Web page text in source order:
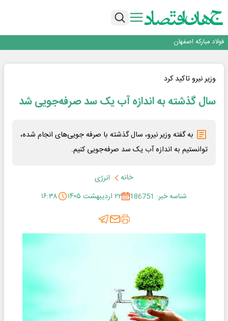
تداوم صعود مس در بازارهای جهانی؛ قیمت فلز سرخ از ۱۴هزار دلار در هر تن عبور کرد
فولاد مبارکه اصفهان
تجدیدپذیر با حضور استاندار اصفهان
گفتگو با کاوه معلمی، مدیر حسابداری مدیریت فولادسنگان
تداوم صعود مس در بازارهای جهانی؛ قیمت فلز سرخ از ۱۴هزار دلار در هر تن عبور کرد
وزیر نیرو تاکید کرد
سال گذشته به اندازه آب یک سد صرفه‌جویی شد
به گفته وزیر نیرو، سال گذشته با صرفه جویی‌های انجام شده،
توانستیم به اندازه آب یک سد صرفه‌جویی کنیم.
خانه
انرژی
شناسه خبر: 186751
۲۲ اردیبهشت ۱۴۰۵ ۱۶:۳۸